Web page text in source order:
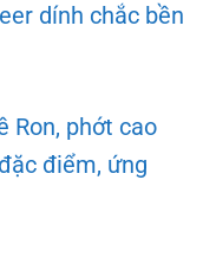
dính chắc bền
Ron, phớt cao
điểm, ứng